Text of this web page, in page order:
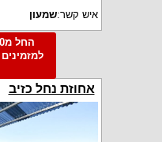
איש קשר:שמעון
אחוזת נחל כזיב